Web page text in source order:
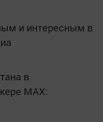
и интересным в
в
MАХ: